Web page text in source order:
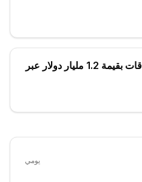
بيتكوين في قلب موجة اختراقات بقيمة 1.2 مليار دولار عبر
يومي